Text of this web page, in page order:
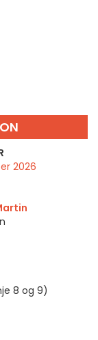
2026
8 og 9)